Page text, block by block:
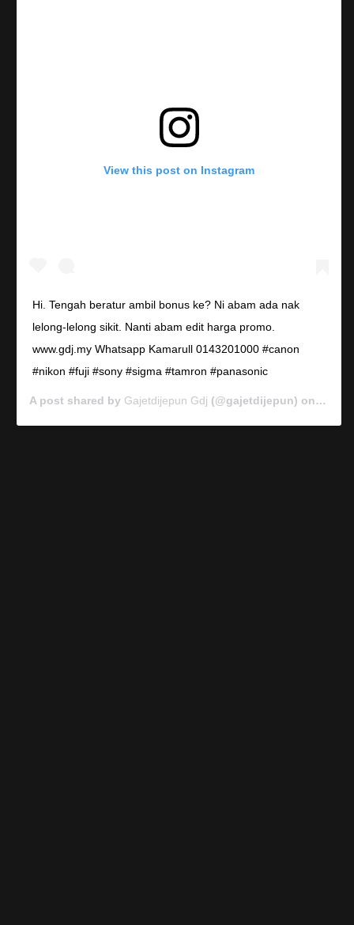
View this post on Instagram
Hi. Tengah beratur ambil bonus ke? Ni abam ada nak
lelong-lelong sikit. Nanti abam edit harga promo.
www.gdj.my Whatsapp Kamarull 0143201000 #canon
#nikon #fuji #sony #sigma #tamron #panasonic
A post shared by Gajetdijepun Gdj (@gajetdijepun) on Jan 7,